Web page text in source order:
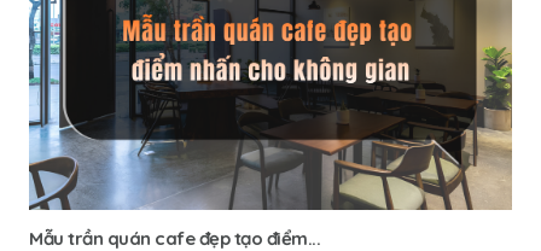
Mẫu trần quán cafe đẹp tạo điểm...